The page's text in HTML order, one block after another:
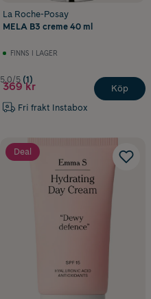
La Roche-Posay
MELA B3 creme 40 ml
FINNS I LAGER
5.0/5 (1)
369 kr
Fri frakt Instabox
Köp
Deal